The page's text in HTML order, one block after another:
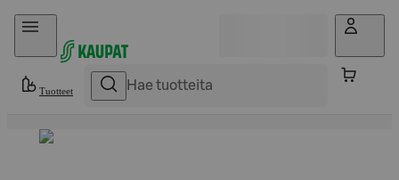
Hyppää sisältöön
Tuotteet